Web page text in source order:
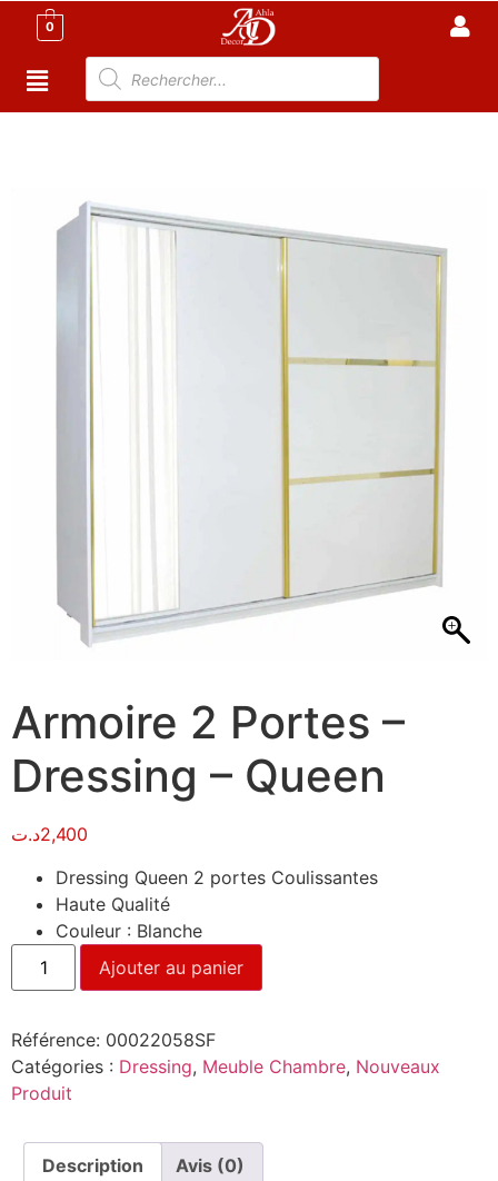
0
Armoire 2 Portes –
Dressing – Queen
2,400د.ت
Dressing Queen 2 portes Coulissantes
Haute Qualité
Couleur : Blanche
Ajouter au panier
Référence: 00022058SF
Catégories : Dressing, Meuble Chambre, Nouveaux
Produit
Description Avis (0)